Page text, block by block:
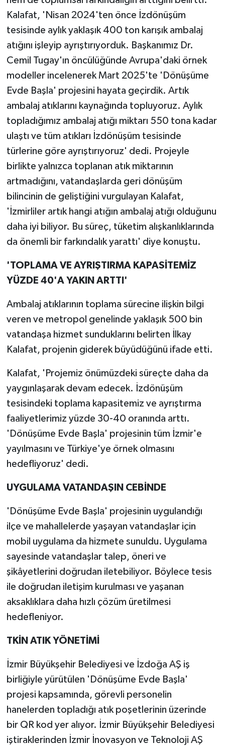
Kalafat, 'Nisan 2024'ten önce İzdönüşüm
tesisinde aylık yaklaşık 400 ton karışık ambalaj
atığını işleyip ayrıştırıyorduk. Başkanımız Dr.
Cemil Tugay'ın öncülüğünde Avrupa'daki örnek
modeller incelenerek Mart 2025'te 'Dönüşüme
Evde Başla' projesini hayata geçirdik. Artık
ambalaj atıklarını kaynağında topluyoruz. Aylık
topladığımız ambalaj atığı miktarı 550 tona kadar
ulaştı ve tüm atıkları İzdönüşüm tesisinde
türlerine göre ayrıştırıyoruz' dedi. Projeyle
birlikte yalnızca toplanan atık miktarının
artmadığını, vatandaşlarda geri dönüşüm
bilincinin de geliştiğini vurgulayan Kalafat,
'İzmirliler artık hangi atığın ambalaj atığı olduğunu
daha iyi biliyor. Bu süreç, tüketim alışkanlıklarında
da önemli bir farkındalık yarattı' diye konuştu.
'TOPLAMA VE AYRIŞTIRMA KAPASİTEMİZ
YÜZDE 40'A YAKIN ARTTI'
Ambalaj atıklarının toplama sürecine ilişkin bilgi
veren ve metropol genelinde yaklaşık 500 bin
vatandaşa hizmet sunduklarını belirten İlkay
Kalafat, projenin giderek büyüdüğünü ifade etti.
Kalafat, 'Projemiz önümüzdeki süreçte daha da
yaygınlaşarak devam edecek. İzdönüşüm
tesisindeki toplama kapasitemiz ve ayrıştırma
faaliyetlerimiz yüzde 30-40 oranında arttı.
'Dönüşüme Evde Başla' projesinin tüm İzmir'e
yayılmasını ve Türkiye'ye örnek olmasını
hedefliyoruz' dedi.
UYGULAMA VATANDAŞIN CEBİNDE
'Dönüşüme Evde Başla' projesinin uygulandığı
ilçe ve mahallelerde yaşayan vatandaşlar için
mobil uygulama da hizmete sunuldu. Uygulama
sayesinde vatandaşlar talep, öneri ve
şikâyetlerini doğrudan iletebiliyor. Böylece tesis
ile doğrudan iletişim kurulması ve yaşanan
aksaklıklara daha hızlı çözüm üretilmesi
hedefleniyor.
TKİN ATIK YÖNETİMİ
İzmir Büyükşehir Belediyesi ve İzdoğa AŞ iş
birliğiyle yürütülen 'Dönüşüme Evde Başla'
projesi kapsamında, görevli personelin
hanelerden topladığı atık poşetlerinin üzerinde
bir QR kod yer alıyor. İzmir Büyükşehir Belediyesi
iştiraklerinden İzmir İnovasyon ve Teknoloji AŞ